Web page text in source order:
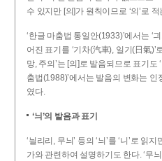
수 있지만 [의]가 원칙이므로 ‘의’로 적
‘한글 마춤법 통일안(1933)’에서는 ‘
어진 표기를 ‘기차(汽車), 일기(日氣)’
망, 주의’는 [의]로 발음되므로 표기도
춤법(1988)’에서는 발음의 변화는
였다.
‘늬’의 발음과 표기
‘늴리리, 무늬’ 등의 ‘늬’를 ‘니’로 읽
가와 관련하여 설명하기도 한다. ‘무늬